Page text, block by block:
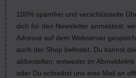
100% spamfrei und verschlüsselte
dich für den Newsletter anmeldest,
Adresse auf dem Webserver
auch der Shop befindet. Du kannst
abbestellen: entweder im
oder Du schreibst uns eine Mail an